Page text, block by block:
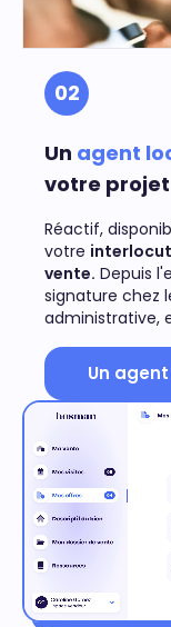
02
Un agent
votre
Réactif,
votre
vente. Depuis
signature chez
administrative,
Un